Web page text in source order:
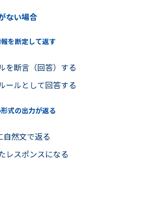
ない場合
を断定して返す
を断言（回答）する
ールとして回答する
式の出力が返る
自然文で返る
レスポンスになる